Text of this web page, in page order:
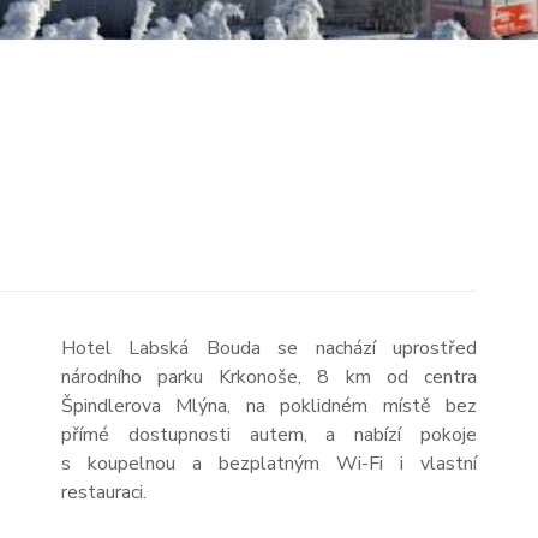
Hotel Labská Bouda se nachází uprostřed
národního parku Krkonoše, 8 km od centra
Špindlerova Mlýna, na poklidném místě bez
přímé dostupnosti autem, a nabízí pokoje
s koupelnou a bezplatným Wi-Fi i vlastní
restauraci.